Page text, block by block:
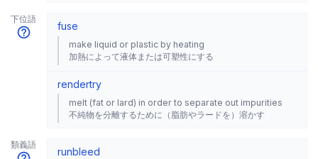
下位語
fuse
make liquid or plastic by heating
加熱によって液体または可塑性にする
rendertry
melt (fat or lard) in order to separate out impurities
不純物を分離するために（脂肪やラードを）溶かす
類義語
runbleed